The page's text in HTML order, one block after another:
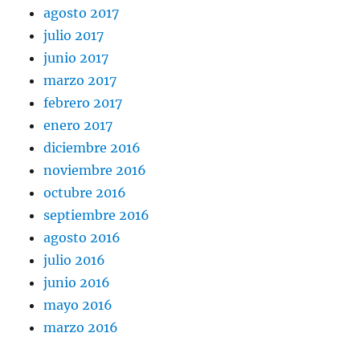
agosto 2017
julio 2017
junio 2017
marzo 2017
febrero 2017
enero 2017
diciembre 2016
noviembre 2016
octubre 2016
septiembre 2016
agosto 2016
julio 2016
junio 2016
mayo 2016
marzo 2016